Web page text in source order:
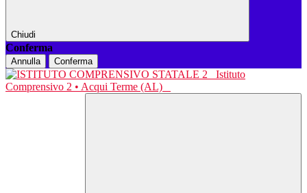
Chiudi
Conferma
Annulla Conferma
Istituto
Comprensivo 2 • Acqui Terme (AL)